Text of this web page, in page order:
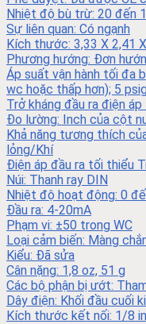
Nhiệt độ bù trừ: 20 đến
Sự liên quan: Có ngạnh
Kích thước: 3,33 X 2,41
Phương hướng: Đơn
Áp suất vận hành tối đa
wc hoặc thấp hơn); 5
Trở kháng đầu ra điện
Đo lường: Inch của cột
Khả năng tương thích
lỏng/Khí
Điện áp đầu ra tối thiểu
Núi: Thanh ray DIN
Nhiệt độ hoạt động: 0
Đầu ra: 4-20mA
Phạm vi: ±50 trong WC
Loại cảm biến: Màng
Kiểu: Đã sửa
Cân nặng: 1,8 oz, 51 g
Các bộ phận bị ướt:
Dây điện: Khối đầu cuối
Kích thước kết nối: 1/8